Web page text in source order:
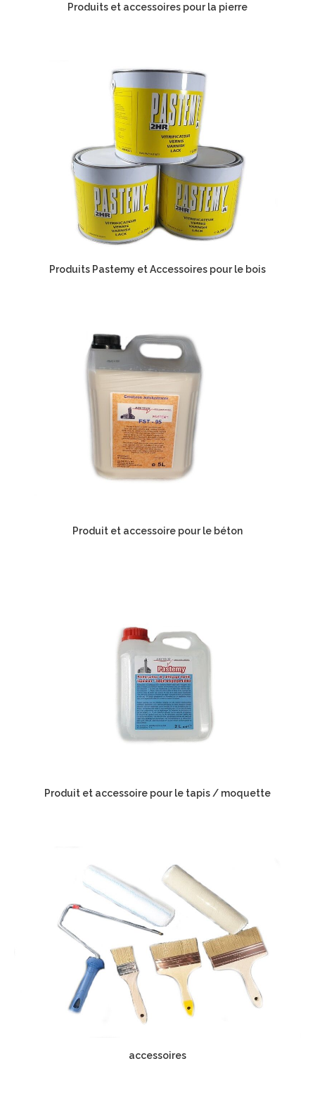
Produits et accessoires pour la pierre
Produits Pastemy et Accessoires pour le bois
Produit et accessoire pour le béton
Produit et accessoire pour le tapis / moquette
accessoires